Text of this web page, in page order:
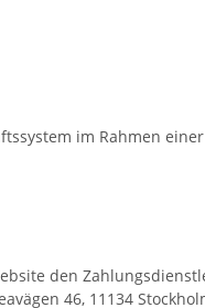
im Rahmen
den
46, 11134